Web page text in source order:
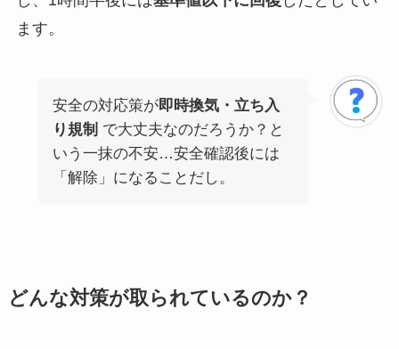
ます。
安全の対応策が即時換気・立ち入
り規制 で大丈夫なのだろうか？と
いう一抹の不安…安全確認後には
「解除」になることだし。
どんな対策が取られているのか？